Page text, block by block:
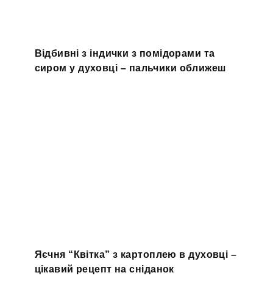
Відбивні з індички з помідорами та
сиром у духовці – пальчики оближеш
Яєчня “Квітка” з картоплею в духовці –
цікавий рецепт на сніданок